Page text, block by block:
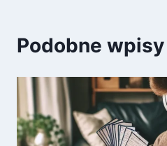
Podobne wpisy